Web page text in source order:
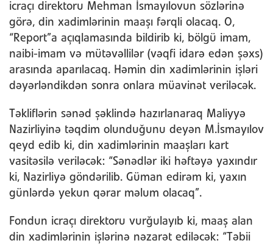
icraçı direktoru Mehman İsmayılovun sözlərinə
görə, din xadimlərinin maaşı fərqli olacaq. O,
“Report”a açıqlamasında bildirib ki, bölgü imam,
naibi-imam və mütəvəllilər (vəqfi idarə edən şəxs)
arasında aparılacaq. Həmin din xadimlərinin işləri
dəyərləndikdən sonra onlara müavinət veriləcək.
Təkliflərin sənəd şəklində hazırlanaraq Maliyyə
Nazirliyinə təqdim olunduğunu deyən M.İsmayılov
qeyd edib ki, din xadimlərinin maaşları kart
vasitəsilə veriləcək: “Sənədlər iki həftəyə yaxındır
ki, Nazirliyə göndərilib. Güman edirəm ki, yaxın
günlərdə yekun qərar məlum olacaq”.
Fondun icraçı direktoru vurğulayıb ki, maaş alan
din xadimlərinin işlərinə nəzarət ediləcək: “Təbii